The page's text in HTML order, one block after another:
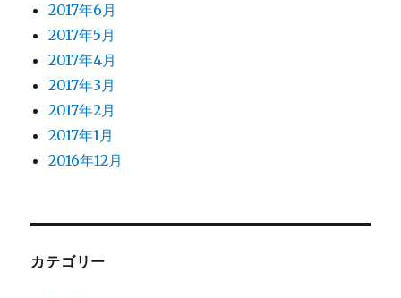
2017年6月
2017年5月
2017年4月
2017年3月
2017年2月
2017年1月
2016年12月
カテゴリー